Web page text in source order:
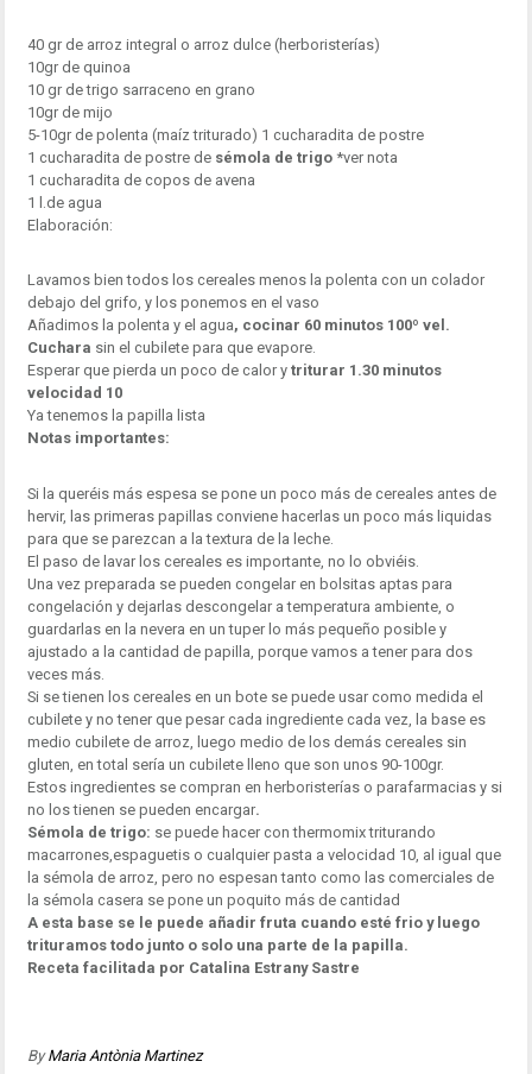
40 gr de arroz integral o arroz dulce (herboristerías)
10gr de quinoa
10 gr de trigo sarraceno en grano
10gr de mijo
5-10gr de polenta (maíz triturado) 1 cucharadita de postre
1 cucharadita de postre de sémola de trigo*ver nota
1 cucharadita de copos de avena
1 l.de agua
Elaboración:
Lavamos bien todos los cereales menos la polenta con un colador
debajo del grifo, y los ponemos en el vaso
Añadimos la polenta y el agua, cocinar 60 minutos 100º vel.
Cuchara sin el cubilete para que evapore.
Esperar que pierda un poco de calor y triturar 1.30 minutos
velocidad 10
Ya tenemos la papilla lista
Notas importantes:
Si la queréis más espesa se pone un poco más de cereales antes de
hervir, las primeras papillas conviene hacerlas un poco más liquidas
para que se parezcan a la textura de la leche.
El paso de lavar los cereales es importante, no lo obviéis.
Una vez preparada se pueden congelar en bolsitas aptas para
congelación y dejarlas descongelar a temperatura ambiente, o
guardarlas en la nevera en un tuper lo más pequeño posible y
ajustado a la cantidad de papilla, porque vamos a tener para dos
veces más.
Si se tienen los cereales en un bote se puede usar como medida el
cubilete y no tener que pesar cada ingrediente cada vez, la base es
medio cubilete de arroz, luego medio de los demás cereales sin
gluten, en total sería un cubilete lleno que son unos 90-100gr.
Estos ingredientes se compran en herboristerías o parafarmacias y si
no los tienen se pueden encargar.
Sémola de trigo: se puede hacer con thermomix triturando
macarrones,espaguetis o cualquier pasta a velocidad 10, al igual que
la sémola de arroz, pero no espesan tanto como las comerciales de
la sémola casera se pone un poquito más de cantidad
A esta base se le puede añadir fruta cuando esté frio y luego
trituramos todo junto o solo una parte de la papilla.
Receta facilitada por Catalina Estrany Sastre
ByMaria Antònia Martinez